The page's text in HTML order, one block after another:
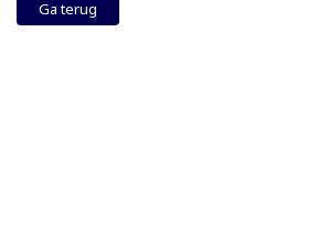
Ga terug